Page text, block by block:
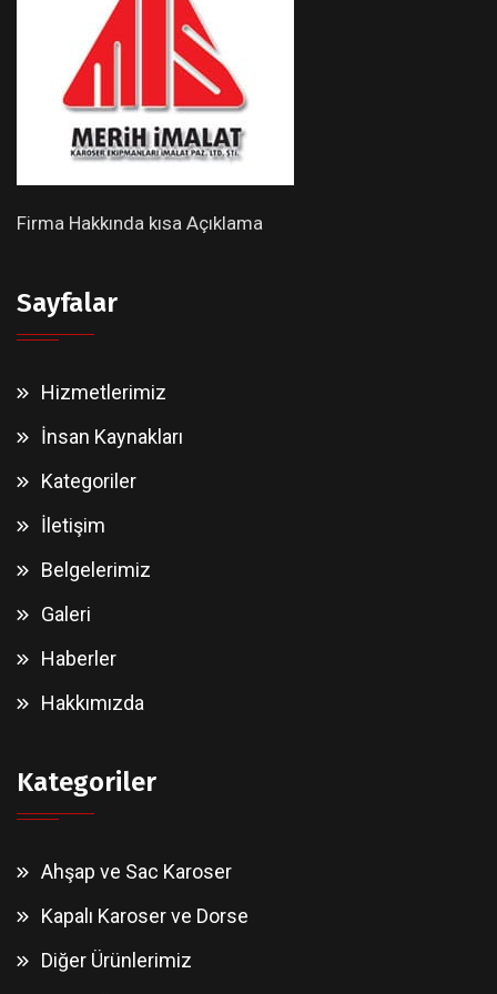
Firma Hakkında kısa Açıklama
Sayfalar
Hizmetlerimiz
İnsan Kaynakları
Kategoriler
İletişim
Belgelerimiz
Galeri
Haberler
Hakkımızda
Kategoriler
Ahşap ve Sac Karoser
Kapalı Karoser ve Dorse
Diğer Ürünlerimiz